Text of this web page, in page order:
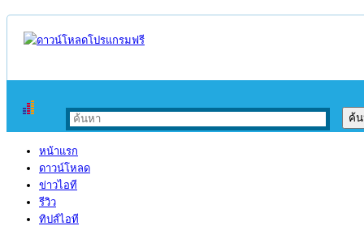
หน้าแรก
ดาวน์โหลด
ข่าวไอที
รีวิว
ทิปส์ไอที